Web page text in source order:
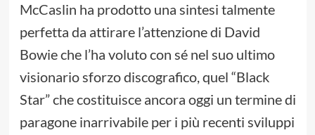
McCaslin ha prodotto una sintesi talmente
perfetta da attirare l’attenzione di David
Bowie che l’ha voluto con sé nel suo ultimo
visionario sforzo discografico, quel “Black
Star” che costituisce ancora oggi un termine di
paragone inarrivabile per i più recenti sviluppi